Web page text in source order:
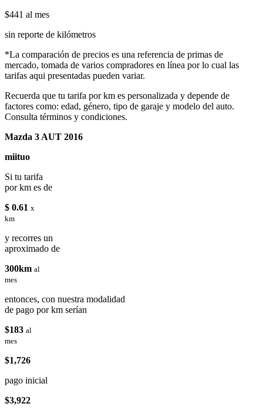
$441 al mes
sin reporte de kilómetros
*La comparación de precios es una referencia de primas de
mercado, tomada de varios compradores en línea por lo cual las
tarifas aqui presentadas pueden variar.
Recuerda que tu tarifa por km es personalizada y depende de
factores como: edad, género, tipo de garaje y modelo del auto.
Consulta términos y condiciones.
Mazda 3 AUT 2016
miituo
Si tu tarifa
por km es de
$ 0.61 x
km
y recorres un
aproximado de
300km al
mes
entonces, con nuestra modalidad
de pago por km serían
$183 al
mes
$1,726
pago inicial
$3,922